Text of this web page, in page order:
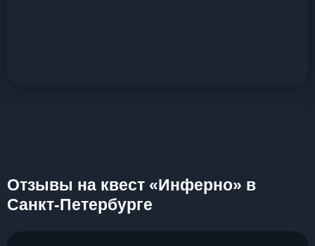
Отзывы на квест «Инферно» в
Санкт-Петербурге